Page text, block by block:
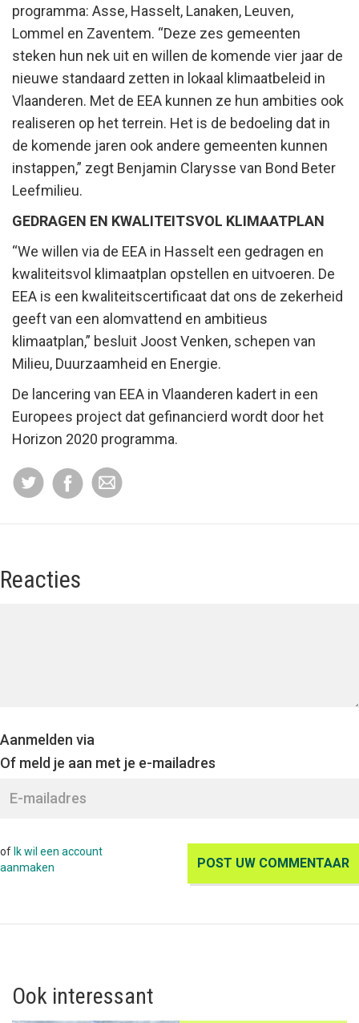
programma: Asse, Hasselt, Lanaken, Leuven,
Lommel en Zaventem. “Deze zes gemeenten
steken hun nek uit en willen de komende vier jaar de
nieuwe standaard zetten in lokaal klimaatbeleid in
Vlaanderen. Met de EEA kunnen ze hun ambities ook
realiseren op het terrein. Het is de bedoeling dat in
de komende jaren ook andere gemeenten kunnen
instappen,” zegt Benjamin Clarysse van Bond Beter
Leefmilieu.
GEDRAGEN EN KWALITEITSVOL KLIMAATPLAN
“We willen via de EEA in Hasselt een gedragen en
kwaliteitsvol klimaatplan opstellen en uitvoeren. De
EEA is een kwaliteitscertificaat dat ons de zekerheid
geeft van een alomvattend en ambitieus
klimaatplan,” besluit Joost Venken, schepen van
Milieu, Duurzaamheid en Energie.
De lancering van EEA in Vlaanderen kadert in een
Europees project dat gefinancierd wordt door het
Horizon 2020 programma.
Reacties
Aanmelden via
Of meld je aan met je e-mailadres
of Ik wil een account
aanmaken
Ook interessant